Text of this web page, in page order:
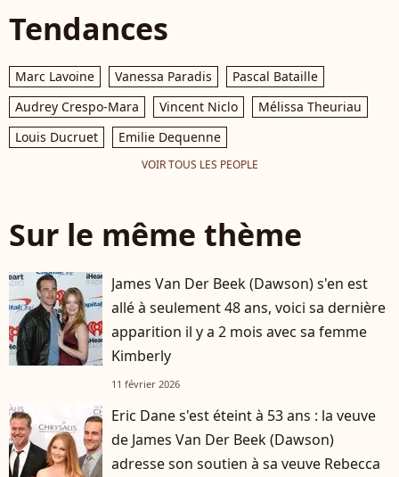
Tendances
Marc Lavoine Vanessa Paradis
Pascal Bataille
Audrey Crespo-Mara
Vincent Niclo
Mélissa Theuriau
Louis Ducruet
Emilie Dequenne
VOIR TOUS LES PEOPLE
Sur le même thème
James Van Der Beek (Dawson) s'en est
allé à seulement 48 ans, voici sa dernière
apparition il y a 2 mois avec sa femme
Kimberly
11 février 2026
Eric Dane s'est éteint à 53 ans : la veuve
de James Van Der Beek (Dawson)
adresse son soutien à sa veuve Rebecca